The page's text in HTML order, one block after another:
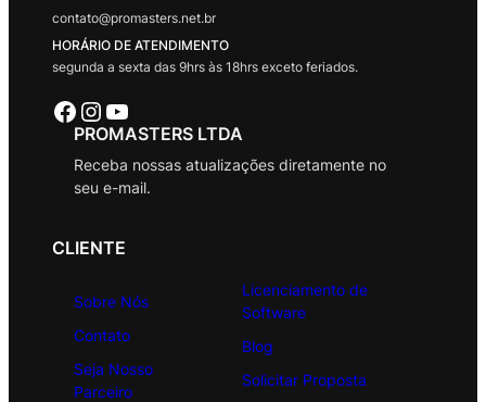
contato@promasters.net.br
HORÁRIO DE ATENDIMENTO
segunda a sexta das 9hrs às 18hrs exceto feriados.
Facebook Instagram Youtube
PROMASTERS LTDA
Receba nossas atualizações diretamente no
seu e-mail.
CLIENTE
Sobre Nós
Contato
Seja Nosso
Parceiro
Licenciamento de
Software
Blog
Solicitar Proposta